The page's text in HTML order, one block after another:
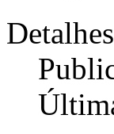
Detalhes